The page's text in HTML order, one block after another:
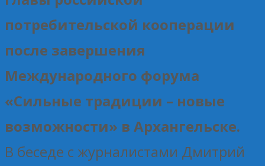
потребительской кооперации
после завершения
Международного форума
«Сильные традиции – новые
возможности» в Архангельске.
В беседе с журналистами Дмитрий